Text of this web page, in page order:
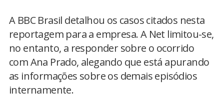
A BBC Brasil detalhou os casos citados nesta
reportagem para a empresa. A Net limitou-se,
no entanto, a responder sobre o ocorrido
com Ana Prado, alegando que está apurando
as informações sobre os demais episódios
internamente.